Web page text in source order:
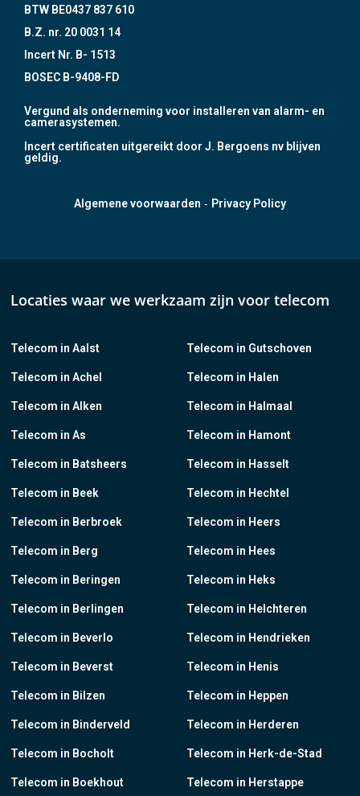
BTW BE0437 837 610
B.Z. nr. 20 0031 14
Incert Nr. B- 1513
BOSEC B-9408-FD
Vergund als onderneming voor installeren van alarm- en
camerasystemen.
Incert certificaten uitgereikt door J. Bergoens nv blijven
geldig.
Algemene voorwaarden - Privacy Policy
Locaties waar we werkzaam zijn voor telecom
Telecom in Aalst
Telecom in Achel
Telecom in Alken
Telecom in As
Telecom in Batsheers
Telecom in Beek
Telecom in Berbroek
Telecom in Berg
Telecom in Beringen
Telecom in Berlingen
Telecom in Beverlo
Telecom in Beverst
Telecom in Bilzen
Telecom in Binderveld
Telecom in Bocholt
Telecom in Boekhout
Telecom in Gutschoven
Telecom in Halen
Telecom in Halmaal
Telecom in Hamont
Telecom in Hasselt
Telecom in Hechtel
Telecom in Heers
Telecom in Hees
Telecom in Heks
Telecom in Helchteren
Telecom in Hendrieken
Telecom in Henis
Telecom in Heppen
Telecom in Herderen
Telecom in Herk-de-Stad
Telecom in Herstappe